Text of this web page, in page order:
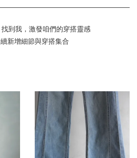
找到我，激發咱們的穿搭靈感
續新增細節與穿搭集合